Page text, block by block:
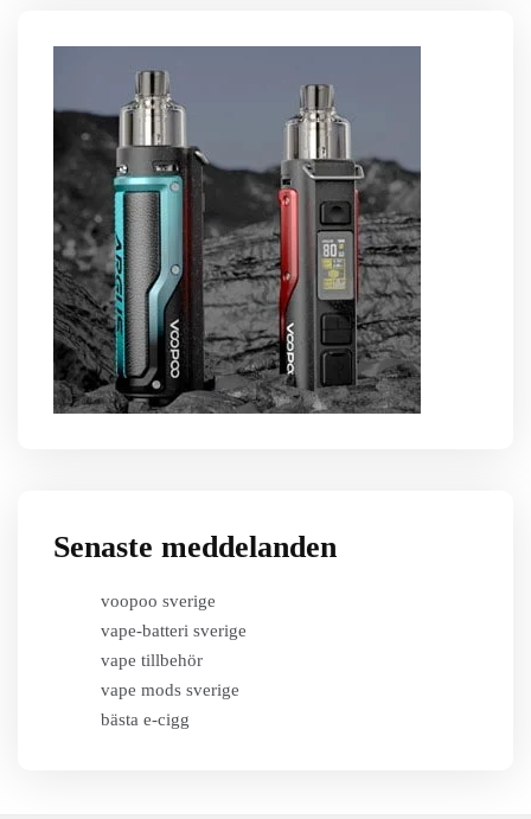
Senaste meddelanden
voopoo sverige
vape-batteri sverige
vape tillbehör
vape mods sverige
bästa e-cigg